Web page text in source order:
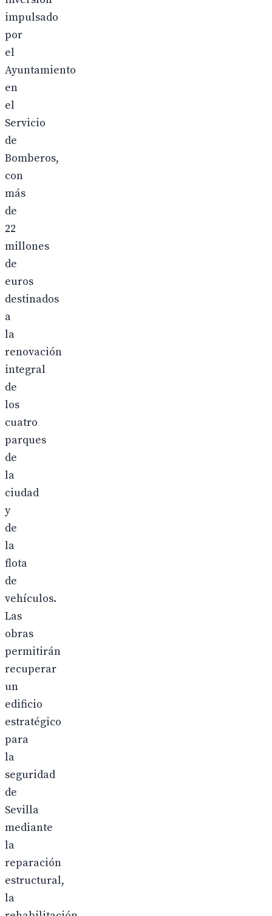
impulsado
por
el
Ayuntamiento
en
el
Servicio
de
Bomberos,
con
más
de
22
millones
de
euros
destinados
a
la
renovación
integral
de
los
cuatro
parques
de
la
ciudad
y
de
la
flota
de
vehículos.
Las
obras
permitirán
recuperar
un
edificio
estratégico
para
la
seguridad
de
Sevilla
mediante
la
reparación
estructural,
la